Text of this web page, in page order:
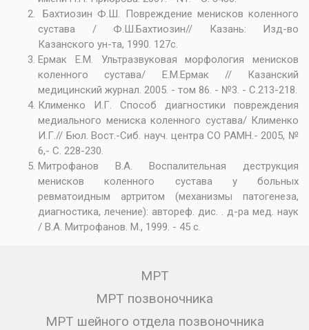
Бахтиозин Ф.Ш. Повреждение менисков коленного
сустава / Ф.Ш.Бахтиозин// Казань: Изд-во
Казанского ун-та, 1990. 127с.
Ермак Е.М. Ультразвуковая морфология менисков
коленного сустава/ Е.М.Ермак // Казанский
медицинский журнал. 2005. - том 86. - №3. - С.213-218.
Клименко И.Г. Способ диагностики повреждения
медиального мениска коленного сустава/ Клименко
И.Г.// Бюл. Вост.-Сиб. науч. центра СО РАМН.- 2005, №
6,- С. 228-230.
Митрофанов В.А. Воспалительная деструкция
менисков коленного сустава у больных
ревматоидным артритом (механизмы патогенеза,
диагностика, лечение): автореф. дис. . д-ра мед. наук
/ В.А. Митрофанов. М., 1999. - 45 с.
МРТ
МРТ позвоночника
МРТ шейного отдела позвоночника